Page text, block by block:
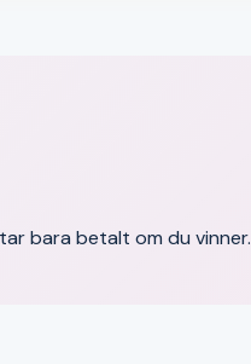
bara betalt om du vinner.